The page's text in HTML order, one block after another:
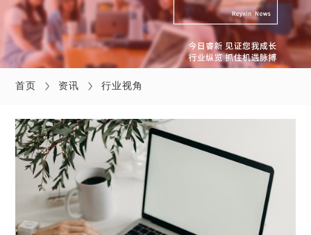
首页 资讯 行业视角